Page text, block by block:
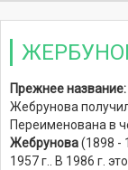
Прежнее название:
Жебрунова
Переименована в
Жебрунова(1898 -
1957 г.. В 1986 г.